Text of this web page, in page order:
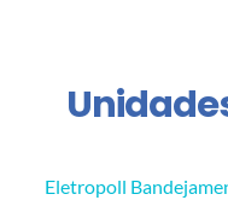
Eletropoll